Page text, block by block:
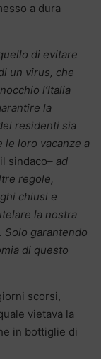
a dura
di evitare
un virus, che
l’Italia
la
residenti sia
loro vacanze a
sindaco– ad
regole,
chiusi e
la nostra
Solo garantendo
di questo
scorsi,
vietava la
in bottiglie di